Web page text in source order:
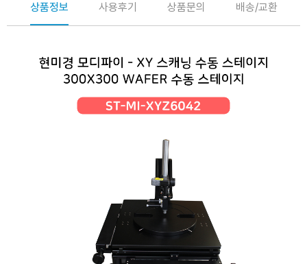
상품정보 사용후기 상품문의 배송/교환